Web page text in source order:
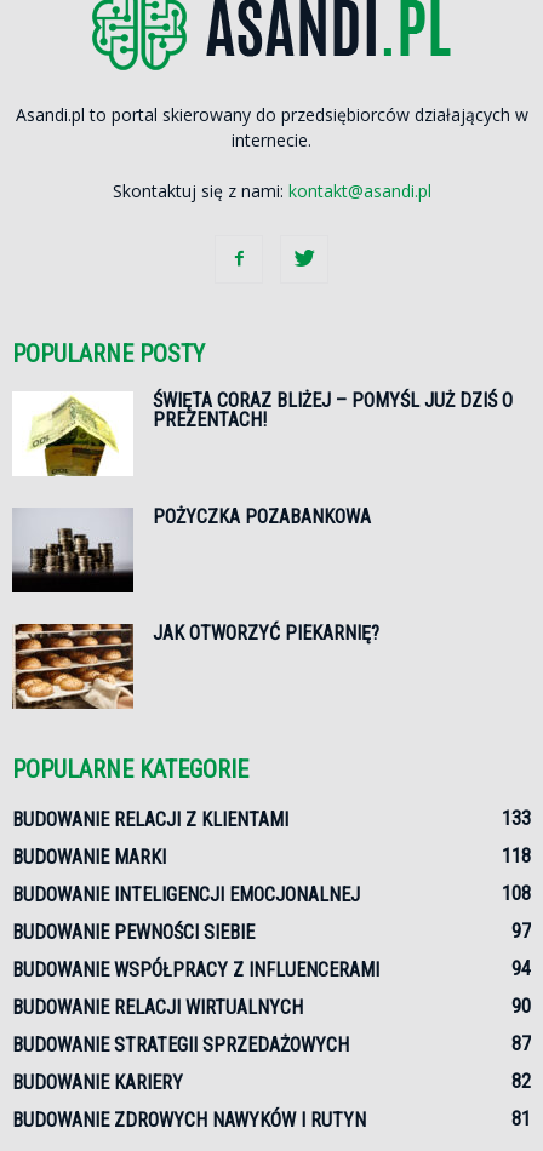
Asandi.pl to portal skierowany do przedsiębiorców działających w
internecie.
Skontaktuj się z nami: kontakt@asandi.pl
POPULARNE POSTY
ŚWIĘTA CORAZ BLIŻEJ – POMYŚL JUŻ DZIŚ O
PREZENTACH!
POŻYCZKA POZABANKOWA
JAK OTWORZYĆ PIEKARNIĘ?
POPULARNE KATEGORIE
BUDOWANIE RELACJI Z KLIENTAMI
133
BUDOWANIE MARKI
118
BUDOWANIE INTELIGENCJI EMOCJONALNEJ
108
BUDOWANIE PEWNOŚCI SIEBIE
97
BUDOWANIE WSPÓŁPRACY Z INFLUENCERAMI
94
BUDOWANIE RELACJI WIRTUALNYCH
90
BUDOWANIE STRATEGII SPRZEDAŻOWYCH
87
BUDOWANIE KARIERY
82
BUDOWANIE ZDROWYCH NAWYKÓW I RUTYN
81